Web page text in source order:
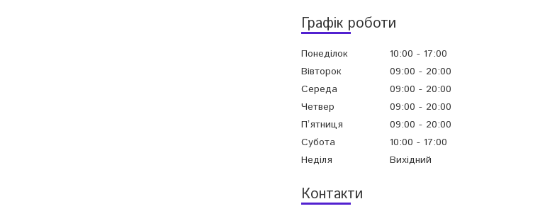
Графік роботи
Понеділок 10:00
17:00
Вівторок
09:00
20:00
Середа
09:00
20:00
Четвер
09:00
20:00
Пʼятниця
09:00
20:00
Субота
10:00
17:00
Неділя
Вихідний
Контакти